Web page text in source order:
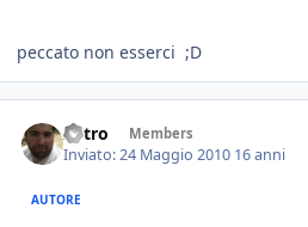
peccato non esserci ;D
Astro Members
Inviato:24 Maggio 2010 16 anni
AUTORE